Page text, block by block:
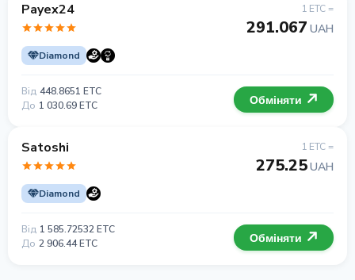
Payex24
Diamond
1 ETC =
291.067 UAH
Від 448.8651 ETC
До 1 030.69 ETC Обміняти
Satoshi
Diamond
1 ETC =
275.25UAH
Від 1 585.72532 ETC
До 2 906.44 ETC Обміняти